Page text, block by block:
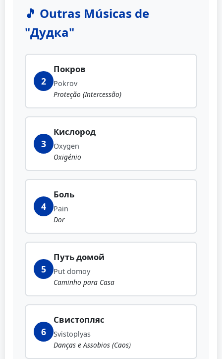
🎵 Outras Músicas de
"Дудка"
2
Покров
Pokrov
Proteção (Intercessão)
3
Кислород
Oxygen
Oxigénio
4
Боль
Pain
Dor
5
Путь домой
Put domoy
Caminho para Casa
6
Свистопляс
Svistoplyas
Danças e Assobios (Caos)